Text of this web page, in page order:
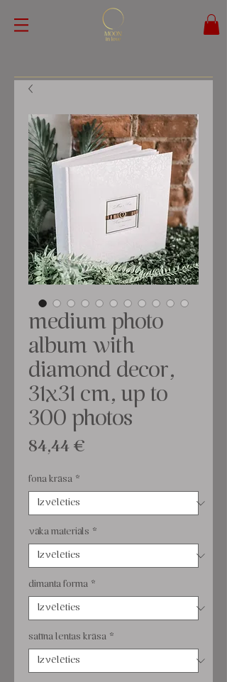
medium photo
album with
diamond decor,
31x31 cm, up to
300 photos
84,44 €
fona krāsa *
vāka materiāls *
dimanta forma *
satīna lentas krāsa *